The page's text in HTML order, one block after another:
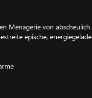
Menagerie von
epische,
den sozialen Medien der